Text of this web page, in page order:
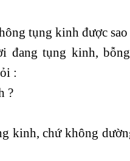
tụng kinh được sao
đang tụng kinh,
:
?
kinh, chứ không